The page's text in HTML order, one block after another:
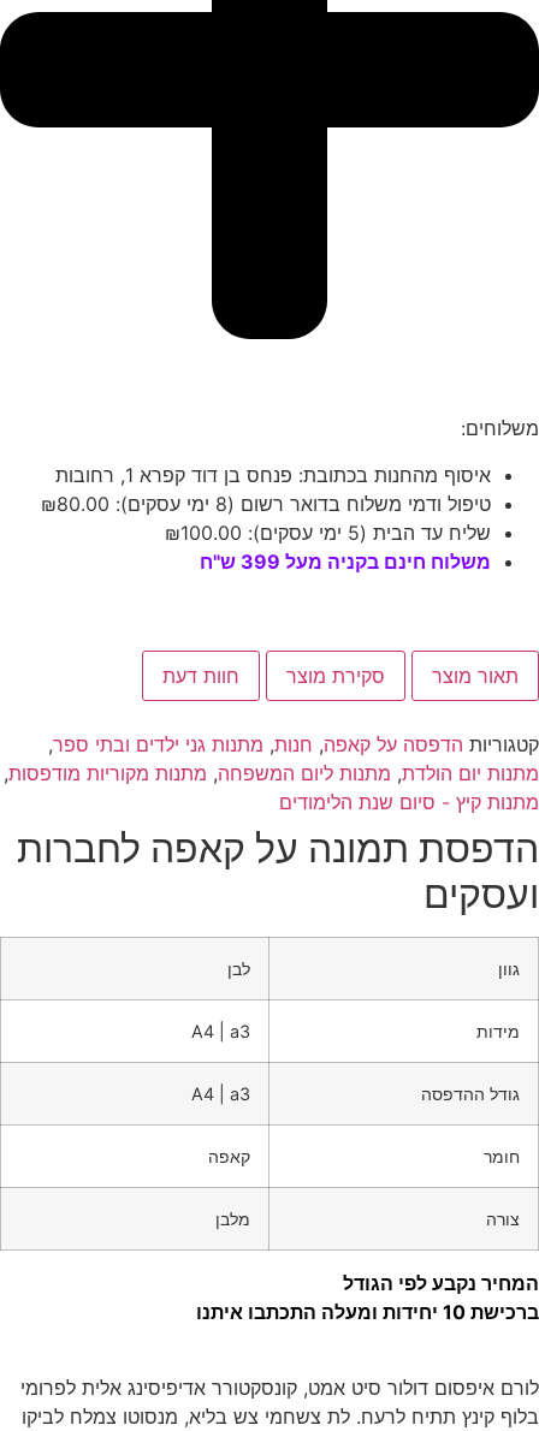
משלוחים:
איסוף מהחנות בכתובת: פנחס בן דוד קפרא 1, רחובות
טיפול ודמי משלוח בדואר רשום (8 ימי עסקים):
₪80.00
שליח עד הבית (5 ימי עסקים):
₪100.00
משלוח חינם בקניה מעל 399 ש"ח
תאור מוצר סקירת מוצר חוות דעת
קטגוריות הדפסה על קאפה, חנות, מתנות גני ילדים ובתי ספר,
מתנות יום הולדת, מתנות ליום המשפחה, מתנות מקוריות מודפסות,
מתנות קיץ - סיום שנת הלימודים
הדפסת תמונה על קאפה לחברות
ועסקים
גוון לבן
מידות A4 | a3
גודל ההדפסה A4 | a3
חומר קאפה
צורה מלבן
המחיר נקבע לפי הגודל
ברכישת 10 יחידות ומעלה התכתבו איתנו
לורם איפסום דולור סיט אמט, קונסקטורר אדיפיסינג אלית לפרומי
בלוף קינץ תתיח לרעח. לת צשחמי צש בליא, מנסוטו צמלח לביקו